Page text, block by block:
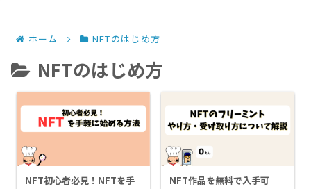
ホーム NFTのはじめ方
NFTのはじめ方
NFT初心者必見！NFTを手
NFT作品を無料で入手可